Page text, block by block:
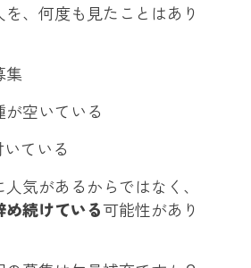
、何度も見たことはあり
集
空いている
ている
気があるからではなく、
続けている可能性があり